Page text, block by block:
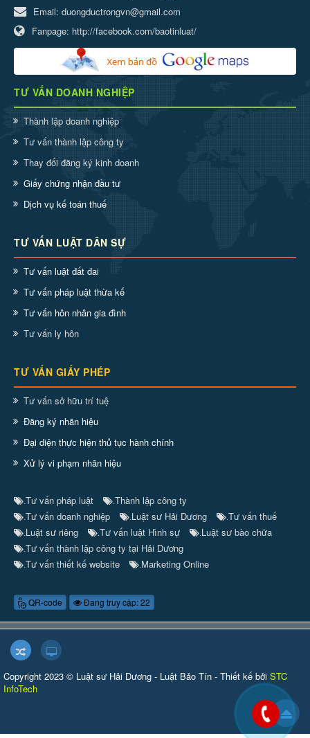
Email: duongductrongvn@gmail.com
Fanpage: http://facebook.com/baotinluat/
TƯ VẤN DOANH NGHIỆP
Thành lập doanh nghiệp
Tư vấn thành lập công ty
Thay đổi đăng ký kinh doanh
Giấy chứng nhận đầu tư
Dịch vụ kế toán thuế
TƯ VẤN LUẬT DÂN SỰ
Tư vấn luật đất đai
Tư vấn pháp luật thừa kế
Tư vấn hôn nhân gia đình
Tư vấn ly hôn
TƯ VẤN GIẤY PHÉP
Tư vấn sở hữu trí tuệ
Đăng ký nhãn hiệu
Đại diện thực hiện thủ tục hành chính
Xử lý vi phạm nhãn hiệu
Tư vấn pháp luật Thành lập công ty
Tư vấn doanh nghiệp Luật sư Hải Dương Tư vấn thuế
Luật sư riêng Tư vấn luật Hình sự Luật sư bào chữa
Tư vấn thành lập công ty tại Hải Dương
Tư vấn thiết kế website Marketing Online
QR-code Đang truy cập: 22
Copyright 2023 © Luật sư Hải Dương - Luật Bảo Tín - Thiết kế bởi STC
InfoTech